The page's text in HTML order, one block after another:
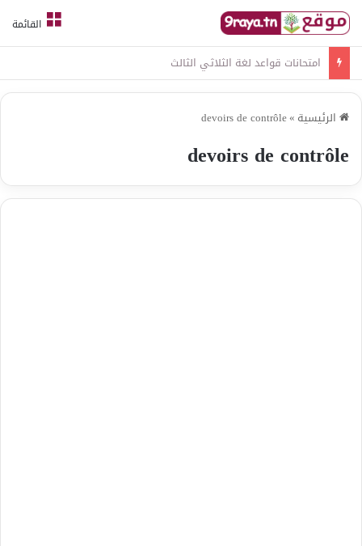
القائمة
امتحانات قواعد لغة الثلاثي الثالث
الرئيسية »
devoirs de contrôle
devoirs de contrôle